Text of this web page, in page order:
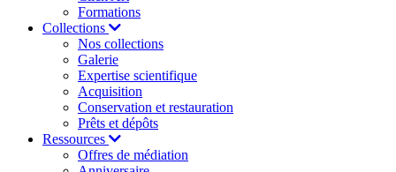
Formations
Collections
Nos collections
Galerie
Expertise scientifique
Acquisition
Conservation et restauration
Prêts et dépôts
Ressources
Offres de médiation